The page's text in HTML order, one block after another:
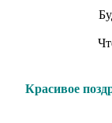
Красивое